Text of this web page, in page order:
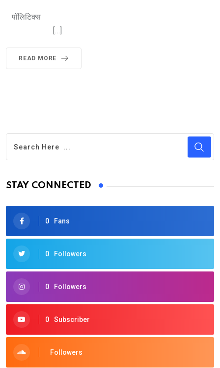
पॉलिटिक्स
[…]
READ MORE
STAY CONNECTED
0 Fans
0 Followers
0 Followers
0 Subscriber
Followers